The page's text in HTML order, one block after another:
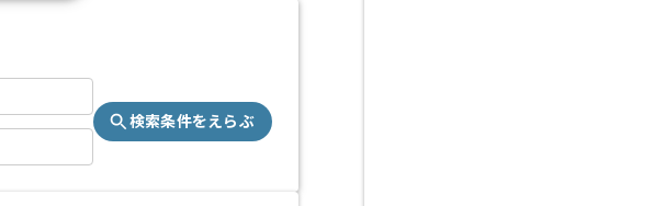
検索条件をえらぶ